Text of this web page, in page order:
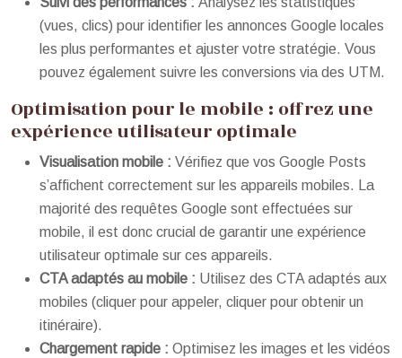
(vues, clics) pour identifier les annonces Google locales
les plus performantes et ajuster votre stratégie. Vous
pouvez également suivre les conversions via des UTM.
Optimisation pour le mobile : offrez une
expérience utilisateur optimale
Visualisation mobile : Vérifiez que vos Google Posts
s’affichent correctement sur les appareils mobiles. La
majorité des requêtes Google sont effectuées sur
mobile, il est donc crucial de garantir une expérience
utilisateur optimale sur ces appareils.
CTA adaptés au mobile : Utilisez des CTA adaptés aux
mobiles (cliquer pour appeler, cliquer pour obtenir un
itinéraire).
Chargement rapide : Optimisez les images et les vidéos